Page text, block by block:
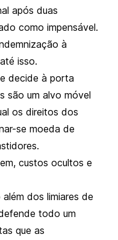
após duas
como impensável.
à
isso.
decide à porta
são um alvo móvel
os direitos dos
se moeda de
custos ocultos e
dos limiares de
todo um
que as